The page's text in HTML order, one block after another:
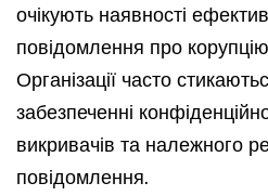
очікують наявності
повідомлення про
Організації часто
забезпеченні
викривачів та належного
повідомлення.